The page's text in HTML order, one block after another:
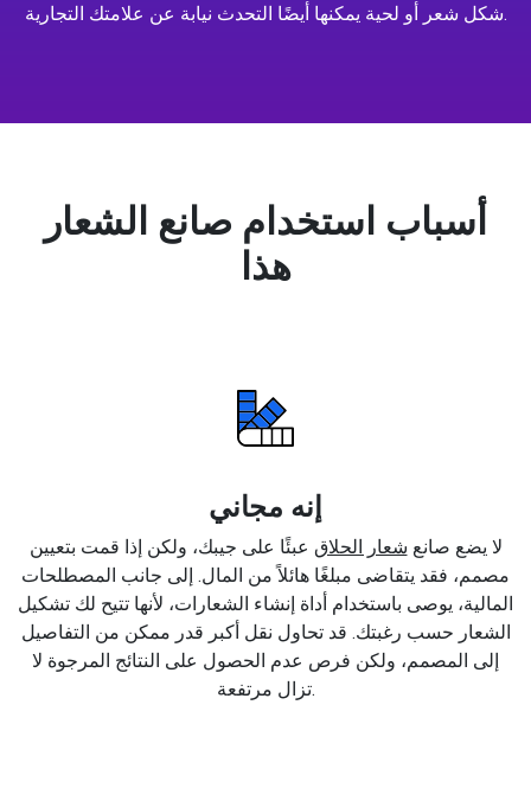
شكل شعر أو لحية يمكنها أيضًا التحدث نيابة عن علامتك التجارية.
أسباب استخدام صانع الشعار
هذا
إنه مجاني
لا يضع صانع شعار الحلاق عبئًا على جيبك، ولكن إذا قمت بتعيين
مصمم، فقد يتقاضى مبلغًا هائلاً من المال. إلى جانب المصطلحات
المالية، يوصى باستخدام أداة إنشاء الشعارات، لأنها تتيح لك تشكيل
الشعار حسب رغبتك. قد تحاول نقل أكبر قدر ممكن من التفاصيل
إلى المصمم، ولكن فرص عدم الحصول على النتائج المرجوة لا
تزال مرتفعة.